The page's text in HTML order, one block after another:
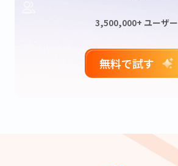
3,500,000+ ユーザー
無料で試す